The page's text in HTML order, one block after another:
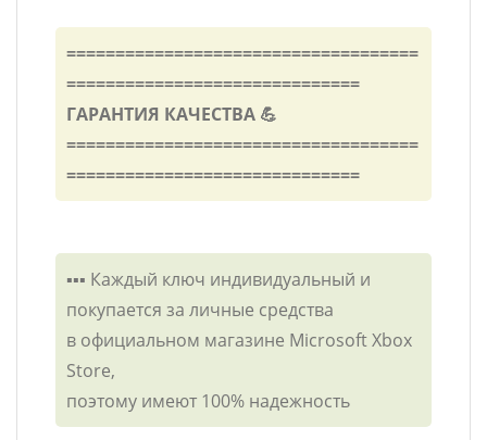
====================================
==============================
ГАРАНТИЯ КАЧЕСТВА 💪
====================================
==============================
▪️▪️▪️ Каждый ключ индивидуальный и
покупается за личные средства
в официальном магазине Microsoft Xbox
Store,
поэтому имеют 100% надежность